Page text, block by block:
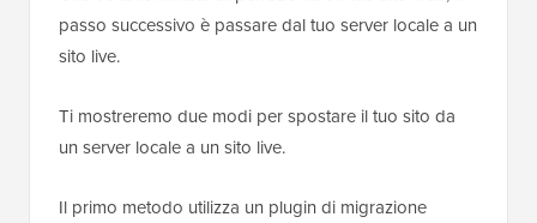
passo successivo è passare dal tuo server locale a un
sito live.
Ti mostreremo due modi per spostare il tuo sito da
un server locale a un sito live.
Il primo metodo utilizza un plugin di migrazione